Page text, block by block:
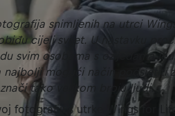
snimljenih na utrci
cijeli svijet. U nastavku
svim osobama s ozljedama
najbolji mogući način podsjetiti
tako velikom broju ljudi.
fotografiji s utrke Wings for